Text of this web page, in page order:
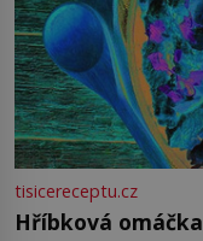
tisicereceptu.cz
Hříbková omáčka